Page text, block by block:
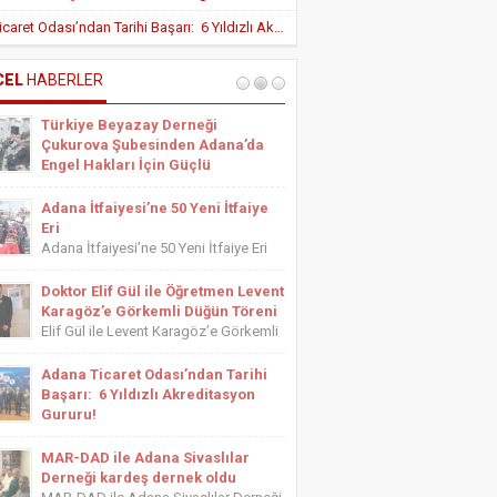
Teşvik Düzenlemesi ile Adana’da
Uygulanan Vergisel Avantajlar
HASTALIKLARI UZMANI DR. YUSUF
BİR BUZDAĞI
ASİYE UYANIK
Ayak Bakımı
Adana Ticaret Odası’ndan Tarihi Başarı: 6 Yıldızlı Akreditasyon Gururu!
HABERLER
Türkiye Beyazay Derneği
Çukurova Şubesinden Adana’da
Engel Hakları İçin Güçlü
Türkiye Beyazay Derneği Çukurova
Şubesinden Adana’da Engel Hakları
İçin Güçlü Farkındalık Konferansı
Şubesi tarafından düzenlenen
“Engellinin Engelli Haklarının Farkında
mıyız? Hak Bilinci, Erişilebilirlik ve
Toplumsal Farkındalık...
Adana İtfaiyesi’ne 50 Yeni İtfaiye
Eri
Adana İtfaiyesi’ne 50 Yeni İtfaiye Eri
Daire Başkanlığı bünyesinde göreve
başlayacak 50 yeni itfaiye eri için
yemin töreni düzenlendi. Törene
Vekili...
Doktor Elif Gül ile Öğretmen Levent
Karagöz’e Görkemli Düğün Töreni
Elif Gül ile Levent Karagöz’e Görkemli
Mali Müşavir ve Adana Serbest
Muhasebeci Mali Müşavirler Odası
Saymanı Yurdagül Gül ile iş ve mali
tanıdığı...
Adana Ticaret Odası’ndan Tarihi
Başarı: 6 Yıldızlı Akreditasyon
Gururu!
Başarı: 6 Yıldızlı Akreditasyon Gururu!
‎ADANA Ticaret Odası (ATO), üyelerine
MAR-DAD ile Adana Sivaslılar
Derneği kardeş dernek oldu